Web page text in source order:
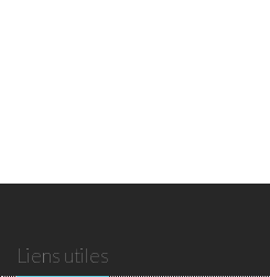
Liens utiles